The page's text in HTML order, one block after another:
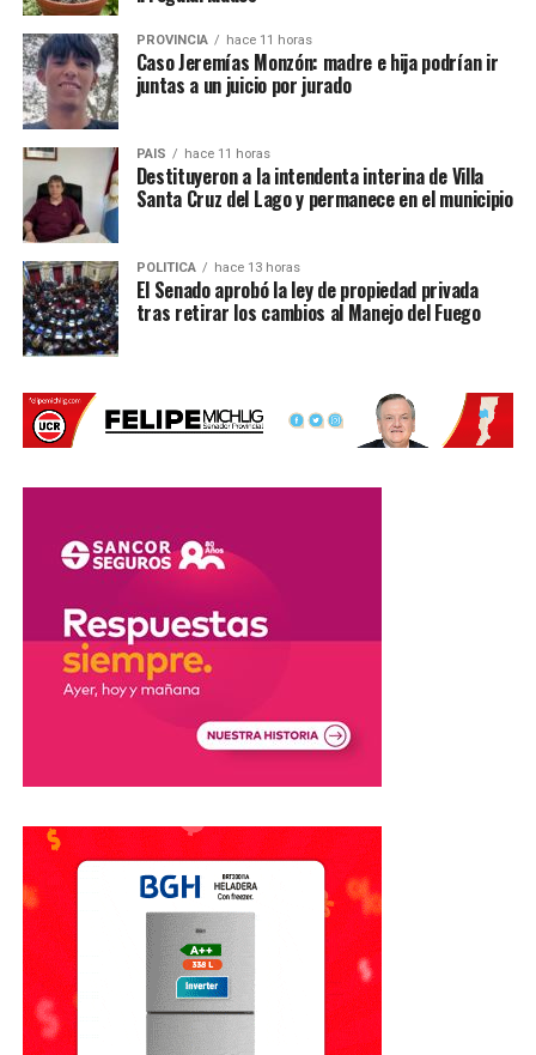
Parte del material ya está en Santa
Fe
Desde el Gobierno santafesino esperaban la publicación
del decreto para agilizar el ingreso de materiales que ya
fueron adquiridos.
Una parte del equipamiento
territorio santafesino, mientras que otras cargas
permanecen en tránsito. Algunas demoras estuvieron
relacionadas con las condiciones climáticas.
equipamiento para atletismo que es trasladado por cuatro
camiones y que sufrió demoras debido a las nevadas en
principalmente indumentaria y tecnología.
Los Juegos tendrán sedes en Santa
Fe, Rosario y Rafaela
XIII Juegos Suramericanos Santa Fe 2026
desarrollarán entre el12 y el 26 de septiembre
Santa Fe, Rosario y Rafaela
acontecimientos deportivos que se realizarán en el país
durante 2026 y reunirá competencias de distintas
disciplinas bajo los valores olímpicos de amistad, respeto
y excelencia.
El decreto establece además que laAgencia de
Recaudación y Control Aduanero (ARCA)
realizar los controles correspondientes para garantizar
PROVINCIA hace 11 horas
Caso Jeremías Monzón: madre e hija podrían ir
juntas a un juicio por jurado
PAIS hace 11 horas
Destituyeron a la intendenta interina de Villa
Santa Cruz del Lago y permanece en el municipio
POLITICA hace 13 horas
El Senado aprobó la ley de propiedad privada
tras retirar los cambios al Manejo del Fuego